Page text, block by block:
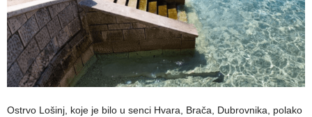
Ostrvo Lošinj, koje je bilo u senci Hvara, Brača, Dubrovnika, polako